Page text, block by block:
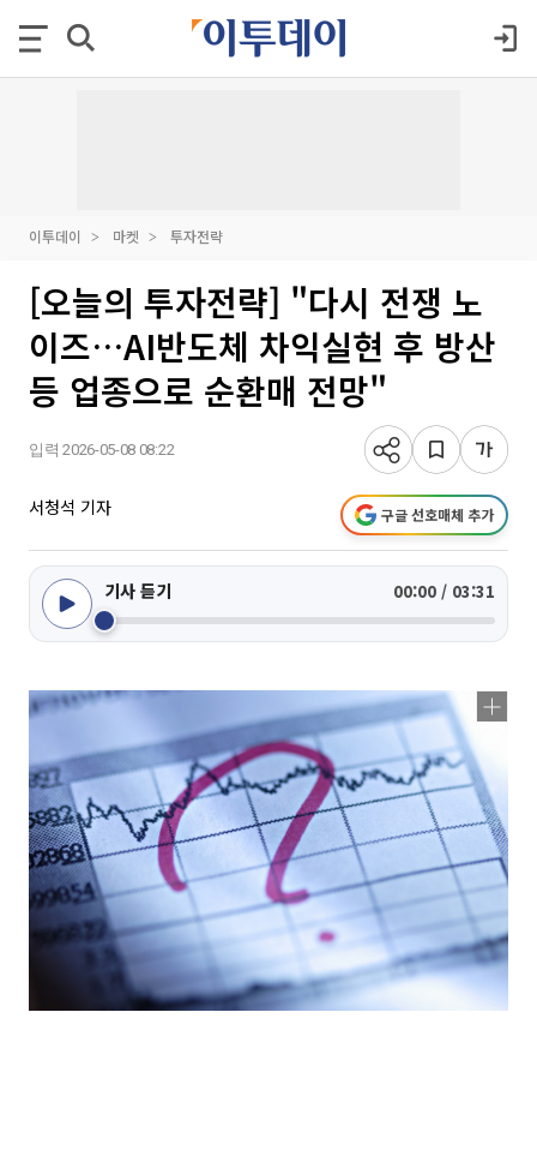
이투데이 마켓 투자전략
[오늘의 투자전략] "다시 전쟁 노
이즈…AI반도체 차익실현 후 방산
등 업종으로 순환매 전망"
입력 2026-05-08 08:22
서청석 기자 구글 선호매체 추가
기사 듣기 00:00 / 03:31